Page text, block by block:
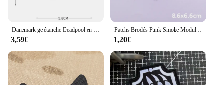
Danemark ge étanche Deadpool en PVC, patch crochet et boucle 3D, autocollant de casquette de brassard, autocollant de sac à dos, patch Warlock Air Spot, vente en gros
3,59€
Patchs Brodés Punk Smoke Modules Seton pour Vêtements, Autocollants, Tête de Mort d'Horreur, Patch de Couture pour Veste
1,20€